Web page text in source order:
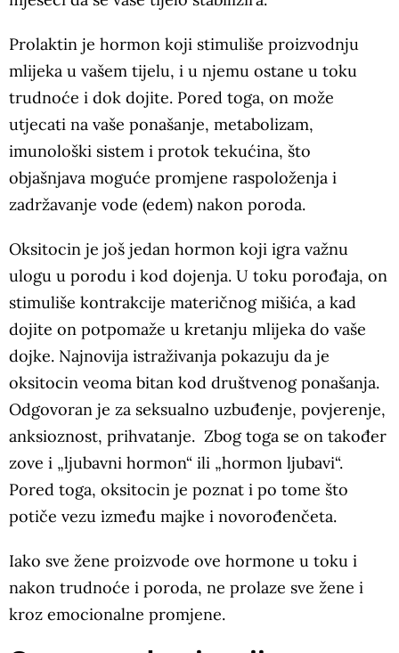
Prolaktin je hormon koji stimuliše proizvodnju
mlijeka u vašem tijelu, i u njemu ostane u toku
trudnoće i dok dojite. Pored toga, on može
utjecati na vaše ponašanje, metabolizam,
imunološki sistem i protok tekućina, što
objašnjava moguće promjene raspoloženja i
zadržavanje vode (edem) nakon poroda.
Oksitocin je još jedan hormon koji igra važnu
ulogu u porodu i kod dojenja. U toku porođaja, on
stimuliše kontrakcije materičnog mišića, a kad
dojite on potpomaže u kretanju mlijeka do vaše
dojke. Najnovija istraživanja pokazuju da je
oksitocin veoma bitan kod društvenog ponašanja.
Odgovoran je za seksualno uzbuđenje, povjerenje,
anksioznost, prihvatanje. Zbog toga se on također
zove i „ljubavni hormon“ ili „hormon ljubavi“.
Pored toga, oksitocin je poznat i po tome što
potiče vezu između majke i novorođenčeta.
Iako sve žene proizvode ove hormone u toku i
nakon trudnoće i poroda, ne prolaze sve žene i
kroz emocionalne promjene.